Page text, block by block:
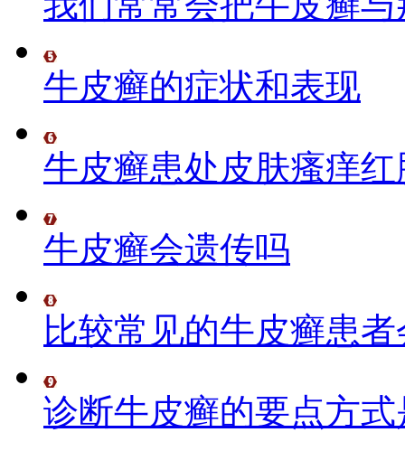
牛皮癣的症状和表现
牛皮癣患处皮肤瘙痒
牛皮癣会遗传吗
比较常见的牛皮癣患
诊断牛皮癣的要点方